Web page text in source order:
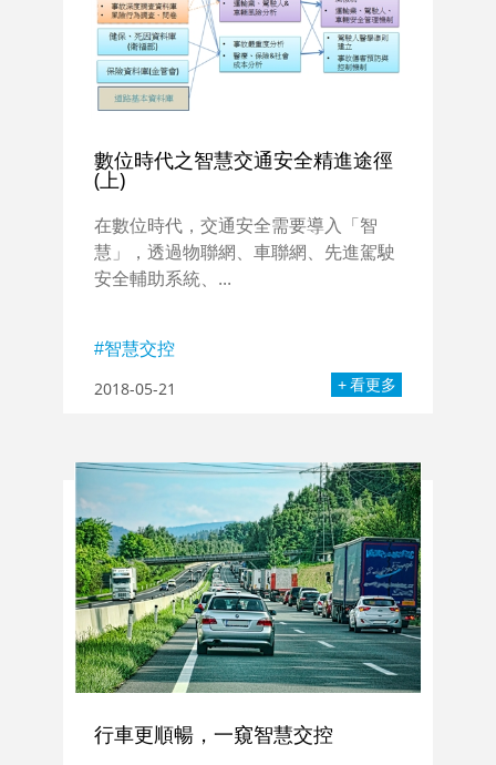
數位時代之智慧交通安全精進途徑
(上)
在數位時代，交通安全需要導入「智
慧」，透過物聯網、車聯網、先進駕駛
安全輔助系統、...
智慧交控
2018-05-21 看更多
行車更順暢，一窺智慧交控